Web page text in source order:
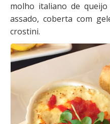
molho italiano de
assado, coberta com
crostini.